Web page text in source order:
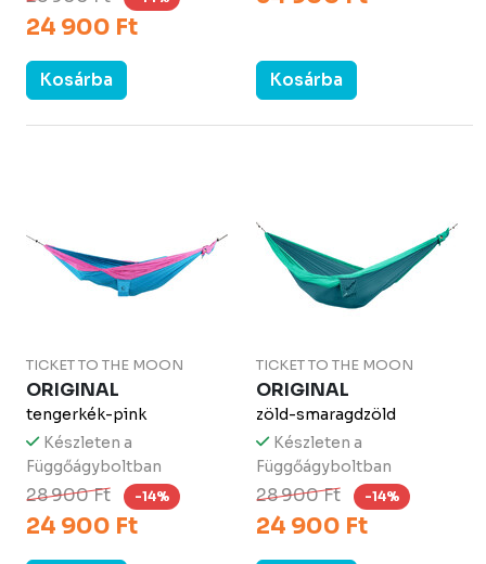
24 900 Ft
Kosárba Kosárba
TICKET TO THE MOON
ORIGINAL
tengerkék-pink
Készleten a
Függőágyboltban
28 900 Ft -14%
24 900 Ft
TICKET TO THE MOON
ORIGINAL
zöld-smaragdzöld
Készleten a
Függőágyboltban
28 900 Ft -14%
24 900 Ft